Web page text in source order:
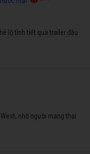
lộ tình tiết qua trailer đầu
nhờ người mang thai